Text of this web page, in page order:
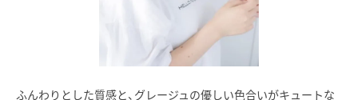
ふんわりとした質感と、グレージュの優しい色合いがキュートな